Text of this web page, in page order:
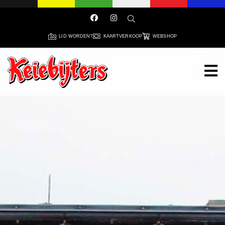
LID WORDEN? KAARTVERKOOP WEBSHOP